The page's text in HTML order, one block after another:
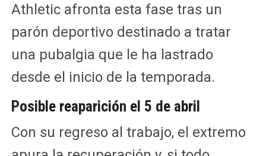
Athletic afronta esta fase tras un
parón deportivo destinado a tratar
una pubalgia que le ha lastrado
desde el inicio de la temporada.
Posible reaparición el 5 de abril
Con su regreso al trabajo, el extremo